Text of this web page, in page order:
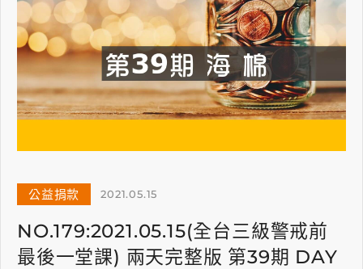
公益捐款 2021.05.15
NO.179:2021.05.15(全台三級警戒前
最後一堂課) 兩天完整版 第39期 DAY